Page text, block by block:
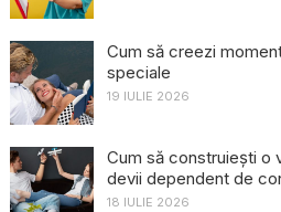
Cum să creezi
speciale
19 IULIE 2026
Cum să construiești o
devii dependent de
18 IULIE 2026